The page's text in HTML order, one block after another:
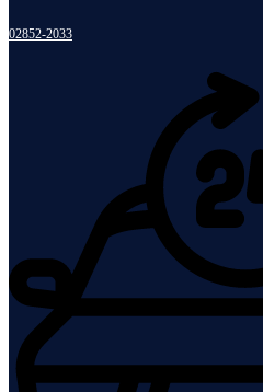
02852-2033